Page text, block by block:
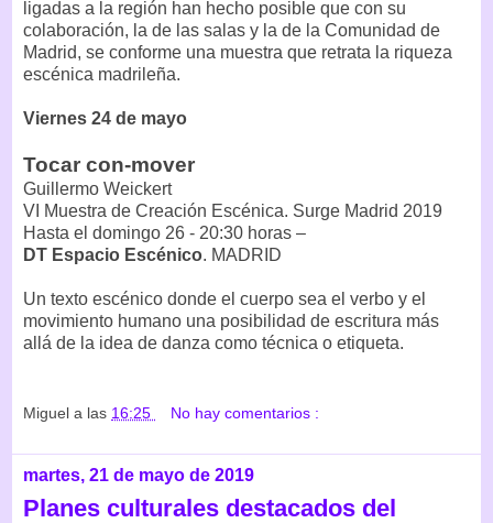
ligadas a la región han hecho posible que con su
colaboración, la de las salas y la de la Comunidad de
Madrid, se conforme una muestra que retrata la riqueza
escénica madrileña.
Viernes 24 de mayo
Tocar con-mover
Guillermo Weickert
VI Muestra de Creación Escénica. Surge Madrid 2019
Hasta el domingo 26 - 20:30 horas –
DT Espacio Escénico. MADRID
Un texto escénico donde el cuerpo sea el verbo y el
movimiento humano una posibilidad de escritura más
allá de la idea de danza como técnica o etiqueta.
Miguel a las 16:25 No hay comentarios :
martes, 21 de mayo de 2019
Planes culturales destacados del